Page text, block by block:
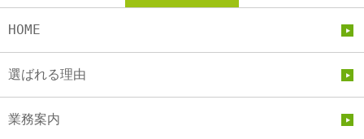
HOME
選ばれる理由
業務案内